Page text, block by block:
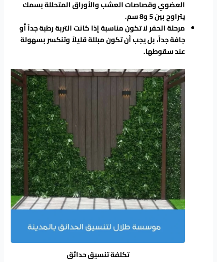
العضوي وقصاصات العشب والأوراق المتحللة بسمك
يتراوح بين 5 و8 سم.
مرحلة الحفر لا تكون مناسبة إذا كانت التربة رطبة جداً أو
جافة جداً، بل يجب أن تكون مبللة قليلاً وتنكسر بسهولة
عند سقوطها.
تكلفة تنسيق حدائق